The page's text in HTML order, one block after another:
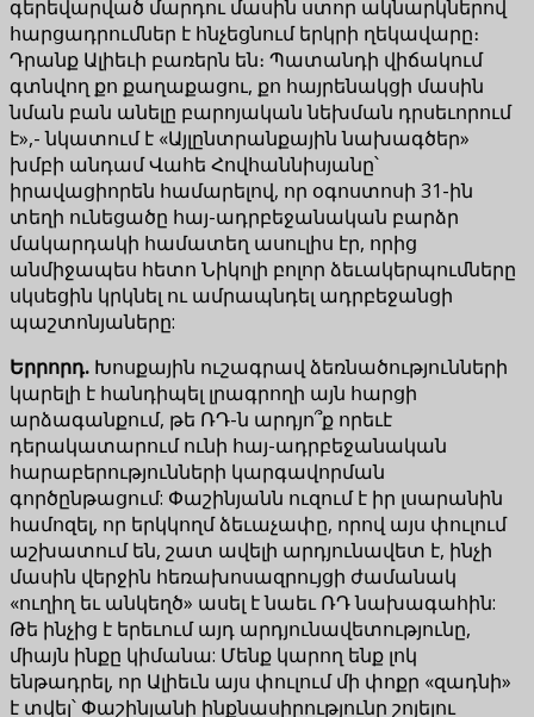
գերեվարված մարդու մասին ստոր ակնարկներով
հարցադրումներ է հնչեցնում երկրի ղեկավարը։
Դրանք Ալիեւի բառերն են։ Պատանդի վիճակում
գտնվող քո քաղաքացու, քո հայրենակցի մասին
նման բան անելը բարոյական նեխման դրսեւորում
է»,- նկատում է «Այլընտրանքային նախագծեր»
խմբի անդամ Վահե Հովհաննիսյանը՝
իրավացիորեն համարելով, որ օգոստոսի 31-ին
տեղի ունեցածը հայ-ադրբեջանական բարձր
մակարդակի համատեղ ասուլիս էր, որից
անմիջապես հետո Նիկոլի բոլոր ձեւակերպումները
սկսեցին կրկնել ու ամրապնդել ադրբեջանցի
պաշտոնյաները:
Երրորդ. Խոսքային ուշագրավ ձեռնածությունների
կարելի է հանդիպել լրագրողի այն հարցի
արձագանքում, թե ՌԴ-ն արդյո՞ք որեւէ
դերակատարում ունի հայ-ադրբեջանական
հարաբերությունների կարգավորման
գործընթացում: Փաշինյանն ուզում է իր լսարանին
համոզել, որ երկկողմ ձեւաչափը, որով այս փուլում
աշխատում են, շատ ավելի արդյունավետ է, ինչի
մասին վերջին հեռախոսազրույցի ժամանակ
«ուղիղ եւ անկեղծ» ասել է նաեւ ՌԴ նախագահին:
Թե ինչից է երեւում այդ արդյունավետությունը,
միայն ինքը կիմանա: Մենք կարող ենք լոկ
ենթադրել, որ Ալիեւն այս փուլում մի փոքր «զադնի»
է տվել՝ Փաշինյանի ինքնասիրությունը շոյելու